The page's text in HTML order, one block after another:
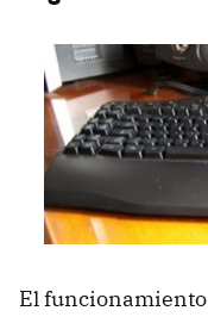
El